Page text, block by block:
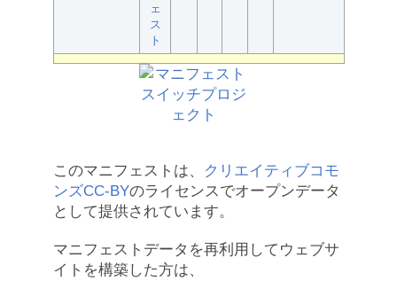
ェ
ス
ト
このマニフェストは、
クリエイティブコモ
ンズCC-BYのライセンスでオープンデータ
として提供されています。
マニフェストデータを再利用してウェブサ
イトを構築した方は、